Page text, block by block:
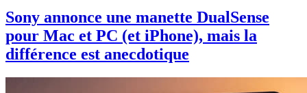
Sony annonce une manette DualSense
pour Mac et PC (et iPhone), mais la
différence est anecdotique